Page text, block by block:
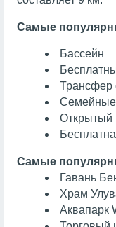
Самые
Бассейн
Трансфер
Открытый
Самые
Гавань
Храм
Аквапарк